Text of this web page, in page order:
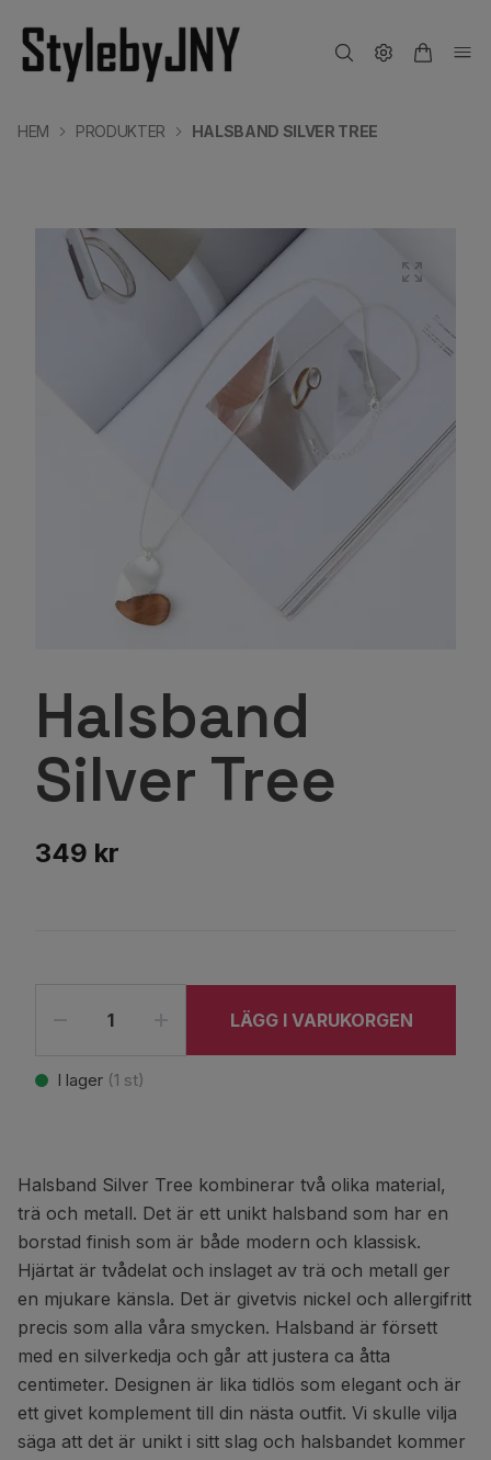
HEM PRODUKTER HALSBAND SILVER TREE
Halsband
Silver Tree
349 kr
LÄGG I VARUKORGEN
I lager (1 st)
Halsband Silver Tree kombinerar två olika material,
trä och metall. Det är ett unikt halsband som har en
borstad finish som är både modern och klassisk.
Hjärtat är tvådelat och inslaget av trä och metall ger
en mjukare känsla. Det är givetvis nickel och allergifritt
precis som alla våra smycken. Halsband är försett
med en silverkedja och går att justera ca åtta
centimeter. Designen är lika tidlös som elegant och är
ett givet komplement till din nästa outfit. Vi skulle vilja
säga att det är unikt i sitt slag och halsbandet kommer